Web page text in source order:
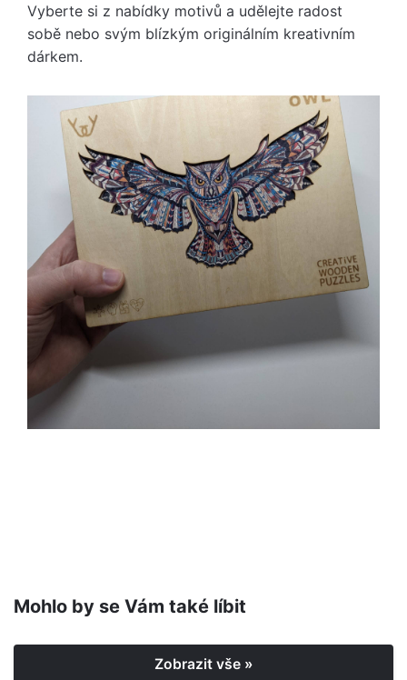
Vyberte si z nabídky motivů a udělejte radost
sobě nebo svým blízkým originálním kreativním
dárkem.
Mohlo by se Vám také líbit
Zobrazit vše »